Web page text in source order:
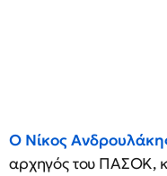
Ο Νίκος
αρχηγός του ΠΑΣΟΚ,